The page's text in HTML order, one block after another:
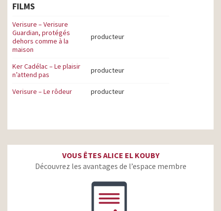
FILMS
Verisure – Verisure
Guardian, protégés
dehors comme à la
maison
producteur
Ker Cadélac – Le plaisir
n’attend pas
producteur
Verisure – Le rôdeur producteur
VOUS ÊTES ALICE EL KOUBY
Découvrez les avantages de l’espace membre